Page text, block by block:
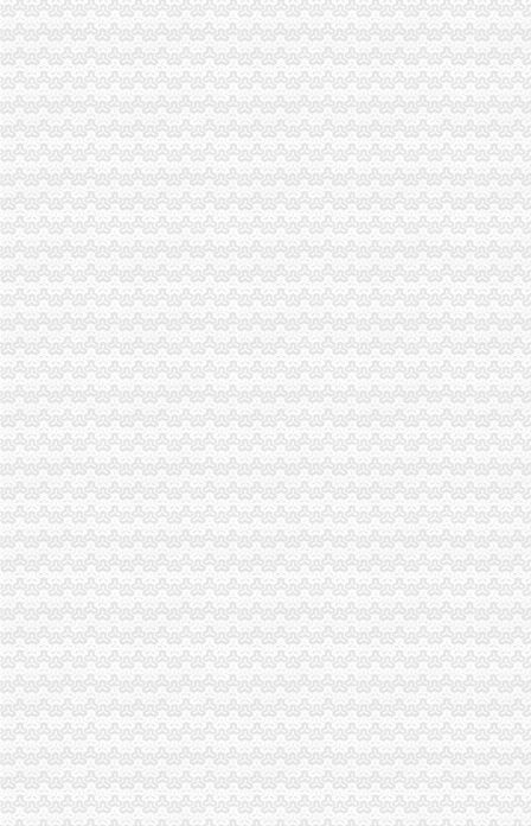
奉节工商局“四个结合”渝中区代办公司巩固文明单位成果
沙坪坝工商局建立“四制”渝中区代办营业执照化秋季农资市场监管
九龙坡工商局重庆代办营业执照充分发挥基层所职能全面促进企业安全生产工作
大足工商局全面推行基层工商所法制员A、重庆代办营业执照B角制
垫江工商局重庆代办营业执照积投入灾自救工作
巫溪工商局渝中区工商代办积开展旱救灾
荣昌工商局渝中区代办公司建立流通环节商品质量监管九项制度